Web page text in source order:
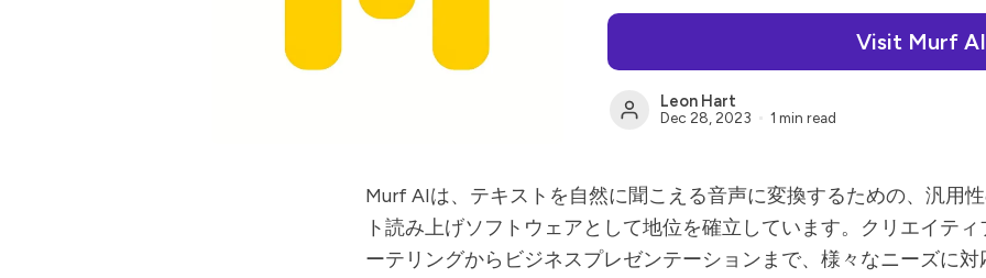
Visit Murf AI
Leon Hart
Dec 28, 2023 1 min read
Murf AIは、テキストを自然に聞こえる音声に変換するための、汎用
ト読み上げソフトウェアとして地位を確立しています。クリエイテ
ーテリングからビジネスプレゼンテーションまで、様々なニーズに